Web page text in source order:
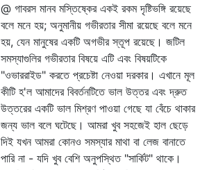
@ গাবরস মানব মস্তিষ্কের একই রকম দৃষ্টিভঙ্গি রয়েছে
বলে মনে হয়; অনুমানীয় গভীরতার সীমা রয়েছে বলে মনে
হয়, যেন মানুষের একটি অগভীর স্তূপ রয়েছে। জটিল
সমস্যাগুলির গভীরতার বিষয়ে এটি এবং বিষয়টিকে
"ওভাররাইড" করতে প্রচেষ্টা নেওয়া দরকার। এখানে মূল
কীটি হ'ল আমাদের বিবর্তনটিতে ভাল উত্তর এবং দ্রুত
উত্তরের একটি ভাল মিশ্রণ পাওয়া গেছে যা বেঁচে থাকার
জন্য ভাল বলে ঘটেছে। আমরা খুব সহজেই হাল ছেড়ে
দিই যখন আমরা কোনও সমস্যার মাথা বা লেজ বানাতে
পারি না - যদি খুব বেশি অনুপস্থিত "সার্কিট" থাকে।